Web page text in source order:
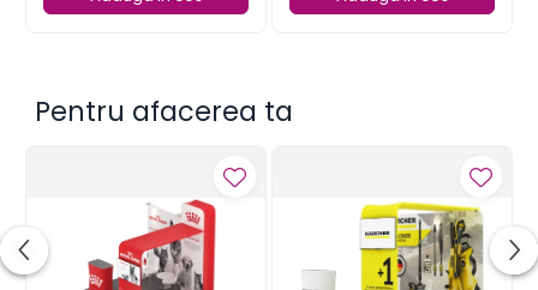
Pentru afacerea ta